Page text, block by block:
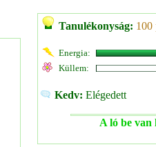
Tanulékonyság: 100
Energia:
Küllem:
Kedv: Elégedett
A ló be van